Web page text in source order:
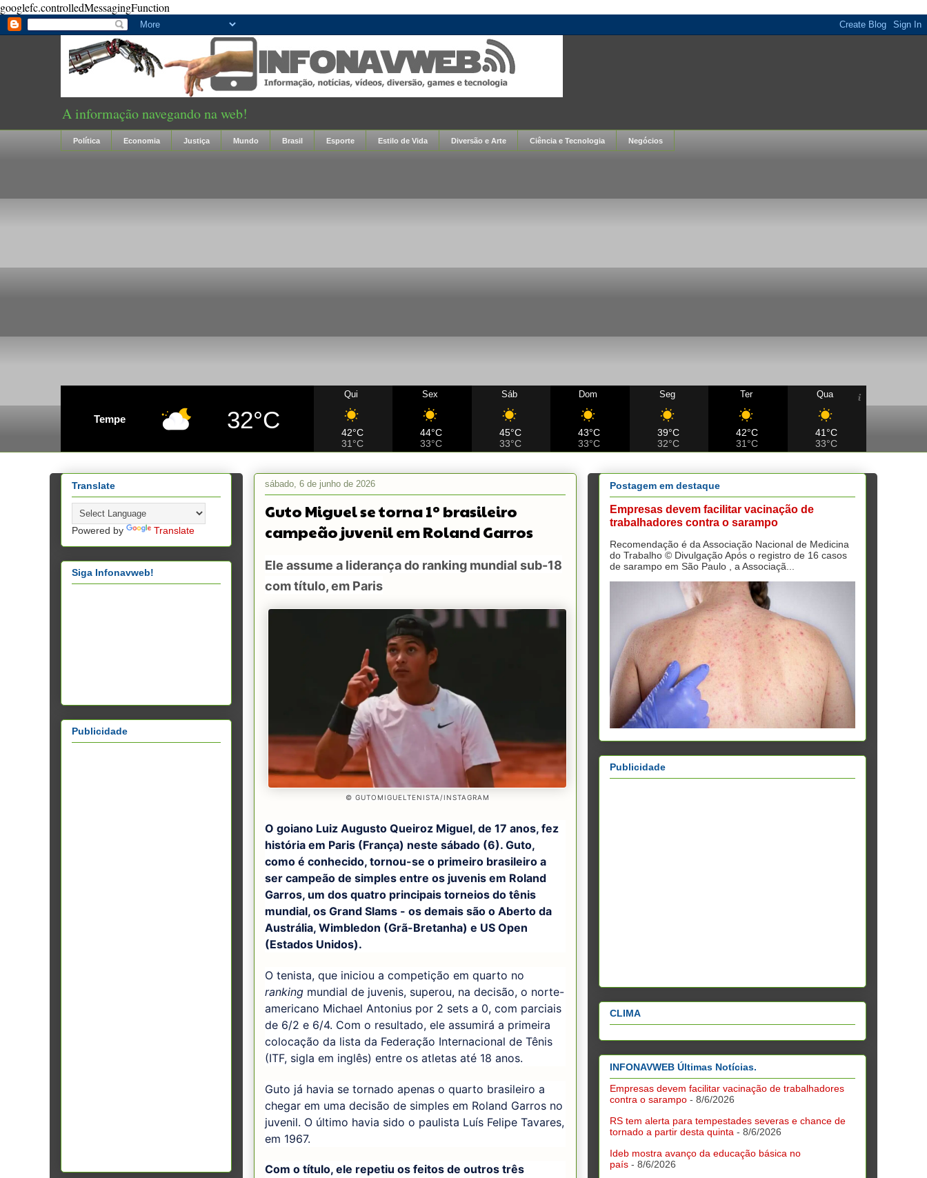
googlefc.controlledMessagingFunction
A informação navegando na web!
Política Economia Justiça Mundo Brasil Esporte Estilo de Vida Diversão e Arte Ciência e Tecnologia Negócios
Tempe 32°C
Qui
42°C
31°C
Sex
44°C
33°C
Sáb
45°C
33°C
Dom
43°C
33°C
Seg
39°C
32°C
Ter
42°C
31°C
Qua
41°C
33°C
sábado, 6 de junho de 2026
Guto Miguel se torna 1º brasileiro
campeão juvenil em Roland Garros
Ele assume a liderança do ranking mundial sub-18
com título, em Paris
© GUTOMIGUELTENISTA/INSTAGRAM
O goiano Luiz Augusto Queiroz Miguel, de 17 anos, fez
história em Paris (França) neste sábado (6). Guto,
como é conhecido, tornou-se o primeiro brasileiro a
ser campeão de simples entre os juvenis em Roland
Garros, um dos quatro principais torneios do tênis
mundial, os Grand Slams - os demais são o Aberto da
Austrália, Wimbledon (Grã-Bretanha) e US Open
(Estados Unidos).
O tenista, que iniciou a competição em quarto no
ranking mundial de juvenis, superou, na decisão, o norte-
americano Michael Antonius por 2 sets a 0, com parciais
de 6/2 e 6/4. Com o resultado, ele assumirá a primeira
colocação da lista da Federação Internacional de Tênis
(ITF, sigla em inglês) entre os atletas até 18 anos.
Guto já havia se tornado apenas o quarto brasileiro a
chegar em uma decisão de simples em Roland Garros no
juvenil. O último havia sido o paulista Luís Felipe Tavares,
em 1967.
Com o título, ele repetiu os feitos de outros três
Translate
Powered by Translate
Siga Infonavweb!
Publicidade
Postagem em destaque
Empresas devem facilitar vacinação de
trabalhadores contra o sarampo
Recomendação é da Associação Nacional de Medicina
do Trabalho © Divulgação Após o registro de 16 casos
de sarampo em São Paulo , a Associaçã...
Publicidade
CLIMA
INFONAVWEB Últimas Notícias.
Empresas devem facilitar vacinação de trabalhadores
contra o sarampo - 8/6/2026
RS tem alerta para tempestades severas e chance de
tornado a partir desta quinta - 8/6/2026
Ideb mostra avanço da educação básica no
país - 8/6/2026